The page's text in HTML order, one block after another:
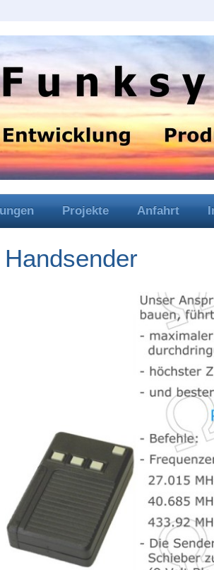
Projekte Anfahrt
Handsender